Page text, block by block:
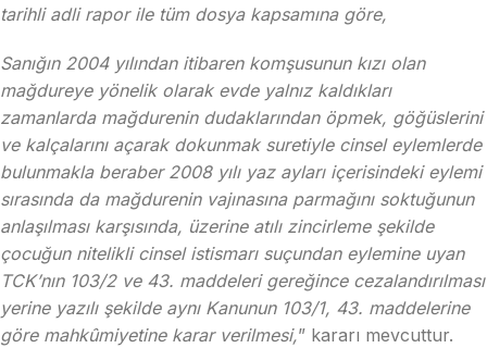
tarihli adli rapor ile tüm dosya kapsamına göre,
Sanığın 2004 yılından itibaren komşusunun kızı olan
mağdureye yönelik olarak evde yalnız kaldıkları
zamanlarda mağdurenin dudaklarından öpmek, göğüslerini
ve kalçalarını açarak dokunmak suretiyle cinsel eylemlerde
bulunmakla beraber 2008 yılı yaz ayları içerisindeki eylemi
sırasında da mağdurenin vajınasına parmağını soktuğunun
anlaşılması karşısında, üzerine atılı zincirleme şekilde
çocuğun nitelikli cinsel istismarı suçundan eylemine uyan
TCK’nın 103/2 ve 43. maddeleri gereğince cezalandırılması
yerine yazılı şekilde aynı Kanunun 103/1, 43. maddelerine
göre mahkûmiyetine karar verilmesi,” kararı mevcuttur.